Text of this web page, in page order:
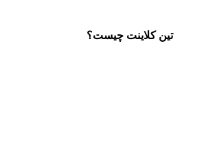
تین کلاینت چیست؟